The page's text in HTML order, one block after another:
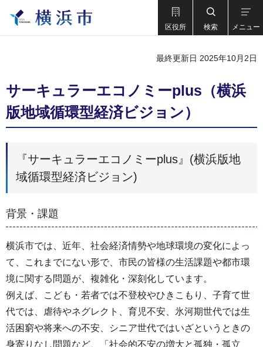
区役所 検索 メニュー
最終更新日 2025年10月2日
サーキュラーエコノミーplus（横浜
版地域循環型経済ビジョン）
『サーキュラーエコノミーplus』(横浜版地
域循環型経済ビジョン)
背景・課題
横浜市では、近年、社会経済情勢や地球環境の変化によっ
て、これまでにない形で、市民の皆様の生活課題や都市環
境に関する問題が、複雑化・深刻化しています。
例えば、こども・若者では不登校やひきこもり、子育て世
代では、虐待やネグレクト、育児不安、氷河期世代では生
活困窮や将来への不安、シニア世代ではいざというときの
身寄りなし問題など、「社会的不安の増大と孤独・孤立